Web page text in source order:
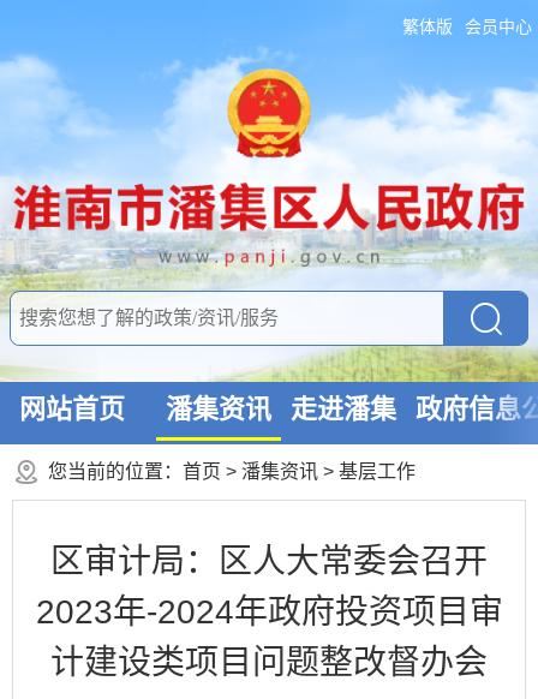
繁体版 会员中心
网站首页 潘集资讯 走进潘集 政府信息
您当前的位置： 首页 > 潘集资讯 > 基层工作
区审计局：区人大常委会召开
2023年-2024年政府投资项目审
计建设类项目问题整改督办会